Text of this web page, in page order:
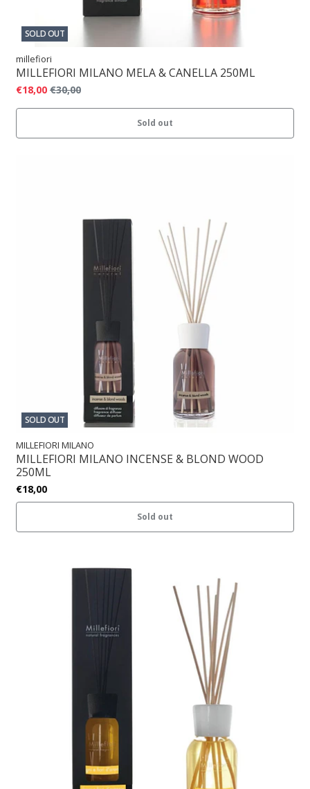
SOLD OUT
millefiori
MILLEFIORI MILANO MELA & CANELLA 250ML
€18,00 €30,00
Sold out
SOLD OUT
MILLEFIORI MILANO
MILLEFIORI MILANO INCENSE & BLOND WOOD
250ML
€18,00
Sold out